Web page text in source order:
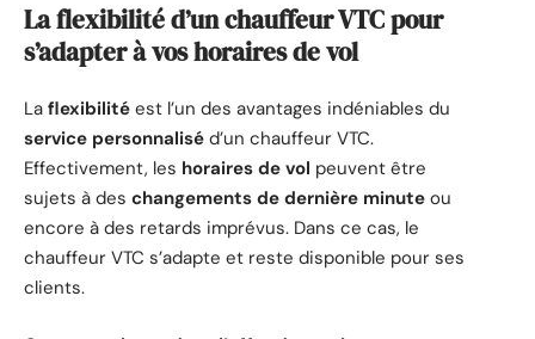
La flexibilité d’un chauffeur VTC pour
s’adapter à vos horaires de vol
La flexibilité est l’un des avantages indéniables du
service personnalisé d’un chauffeur VTC.
Effectivement, les horaires de vol peuvent être
sujets à des changements de dernière minute ou
encore à des retards imprévus. Dans ce cas, le
chauffeur VTC s’adapte et reste disponible pour ses
clients.